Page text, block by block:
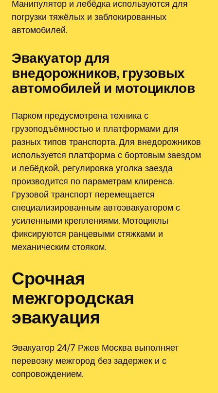
Манипулятор и лебёдка используются для
погрузки тяжёлых и заблокированных
автомобилей.
Эвакуатор для
внедорожников‚ грузовых
автомобилей и мотоциклов
Парком предусмотрена техника с
грузоподъёмностью и платформами для
разных типов транспорта. Для внедорожников
используется платформа с бортовым заездом
и лебёдкой‚ регулировка уголка заезда
производится по параметрам клиренса.
Грузовой транспорт перемещается
специализированным автоэвакуатором с
усиленными креплениями. Мотоциклы
фиксируются ранцевыми стяжками и
механическим стояком.
Срочная
межгородская
эвакуация
Эвакуатор 24/7 Ржев Москва выполняет
перевозку межгород без задержек и с
сопровождением.